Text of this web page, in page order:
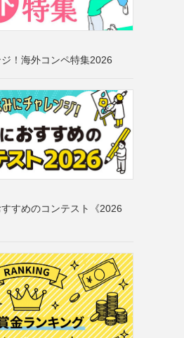
！海外コンペ特集2026
すめのコンテスト《2026